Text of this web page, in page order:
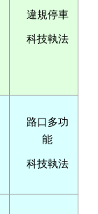
違規停車
科技執法
路口多功
能
科技執法